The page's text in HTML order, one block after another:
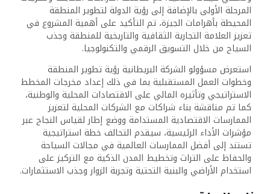
المرحلة الأولى بالإضافة إلى رؤية الدولة لتطوير المنطقة
المحيطة بأهرامات الجيزة، تم التأكيد على أهمية المشروع في
تعزيز العلامة التجارية الثقافية والتاريخية للمنطقة وجذب
السياح من خلال التسويق الرقمي والتكنولوجيا.
استعرض مسؤولو الشركة البريطانية رؤية تطوير المنطقة
وخطوات العمل المستقبلية بما في ذلك إعداد مخرجات المخطط
الاستراتيجي وتأثيره المالي على الاقتصادات المحلية والوطنية،
كما تم مناقشة بناء شراكات مع الشركات المحلية لتعزيز
الممارسات الاقتصادية المستدامة ووضع إطار لقياس النجاح عبر
مؤشرات الأداء الرئيسية، سيقدم التحالف خطة استراتيجية
تستند إلى أفضل الممارسات العالمية في مجالات السياحة
والحفاظ على التراث وتخطيط المدن الذكية مع التركيز على
استخدام الأراضي والبنية التحتية وتجربة الزوار وجذب الاستثمارات.